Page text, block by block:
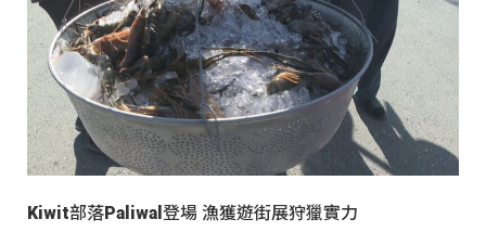
Kiwit部落Paliwal登場 漁獲遊街展狩獵實力